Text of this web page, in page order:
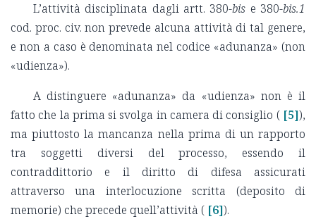
L’attività disciplinata dagli artt. 380-bis e 380-bis.1
cod. proc. civ. non prevede alcuna attività di tal genere,
e non a caso è denominata nel codice «adunanza» (non
«udienza»).
A distinguere «adunanza» da «udienza» non è il
fatto che la prima si svolga in camera di consiglio ( [5]),
ma piuttosto la mancanza nella prima di un rapporto
tra soggetti diversi del processo, essendo il
contraddittorio e il diritto di difesa assicurati
attraverso una interlocuzione scritta (deposito di
memorie) che precede quell’attività ( [6]).